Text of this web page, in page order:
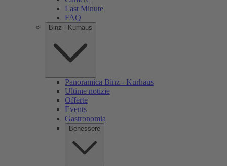
Last Minute
FAQ
Binz - Kurhaus
Panoramica Binz - Kurhaus
Ultime notizie
Offerte
Events
Gastronomia
Benessere